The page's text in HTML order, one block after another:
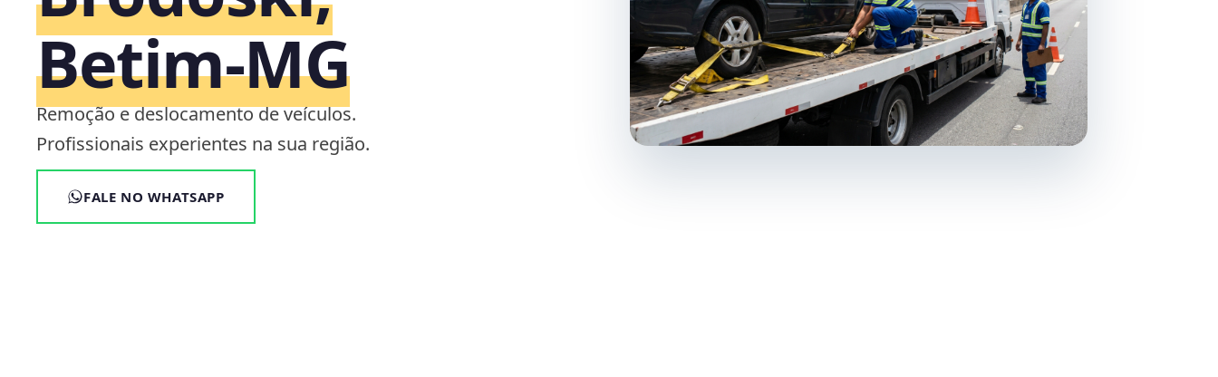
Betim‑MG
Remoção e deslocamento de veículos.
Profissionais experientes na sua região.
FALE NO WHATSAPP